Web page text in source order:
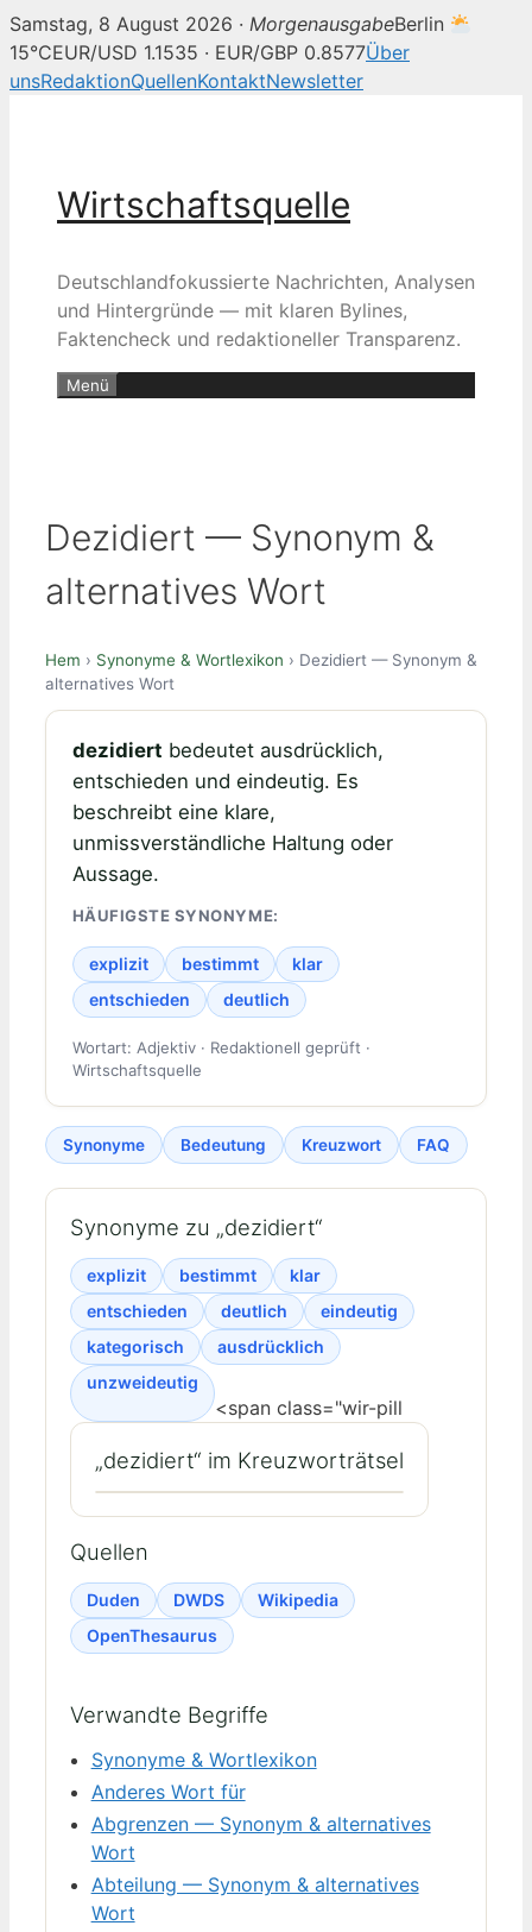
Samstag, 8 August 2026 · MorgenausgabeBerlin
15°CEUR/USD 1.1535 · EUR/GBP 0.8577Über
unsRedaktionQuellenKontaktNewsletter
Wirtschaftsquelle
Deutschlandfokussierte Nachrichten, Analysen
und Hintergründe — mit klaren Bylines,
Faktencheck und redaktioneller Transparenz.
Menü
Dezidiert — Synonym &
alternatives Wort
Hem › Synonyme & Wortlexikon › Dezidiert — Synonym &
alternatives Wort
dezidiert bedeutet ausdrücklich,
entschieden und eindeutig. Es
beschreibt eine klare,
unmissverständliche Haltung oder
Aussage.
HÄUFIGSTE SYNONYME:
explizit bestimmt
klar
entschieden
deutlich
Wortart: Adjektiv · Redaktionell geprüft ·
Wirtschaftsquelle
Synonyme Bedeutung Kreuzwort FAQ
Synonyme zu „dezidiert“
explizit bestimmt
klar
entschieden
deutlich
eindeutig
kategorisch
ausdrücklich
unzweideutig
<span class="wir-pill
„dezidiert“ im Kreuzworträtsel
Quellen
Duden DWDS
Wikipedia
OpenThesaurus
Verwandte Begriffe
Synonyme & Wortlexikon
Anderes Wort für
Abgrenzen — Synonym & alternatives
Wort
Abteilung — Synonym & alternatives
Wort